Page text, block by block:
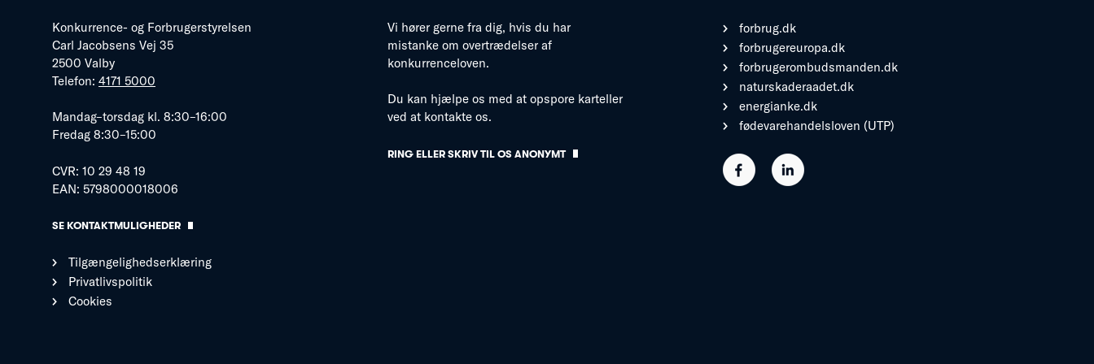
Konkurrence- og Forbrugerstyrelsen
Carl Jacobsens Vej 35
2500 Valby
Telefon: 4171 5000
Mandag–torsdag kl. 8:30–16:00
Fredag 8:30–15:00
CVR: 10 29 48 19
EAN: 5798000018006
SE KONTAKTMULIGHEDER
Tilgængelighedserklæring
Privatlivspolitik
Cookies
Vi hører gerne fra dig, hvis du har
mistanke om overtrædelser af
konkurrenceloven.
Du kan hjælpe os med at opspore karteller
ved at kontakte os.
RING ELLER SKRIV TIL OS ANONYMT
forbrug.dk
forbrugereuropa.dk
forbrugerombudsmanden.dk
naturskaderaadet.dk
energianke.dk
fødevarehandelsloven (UTP)